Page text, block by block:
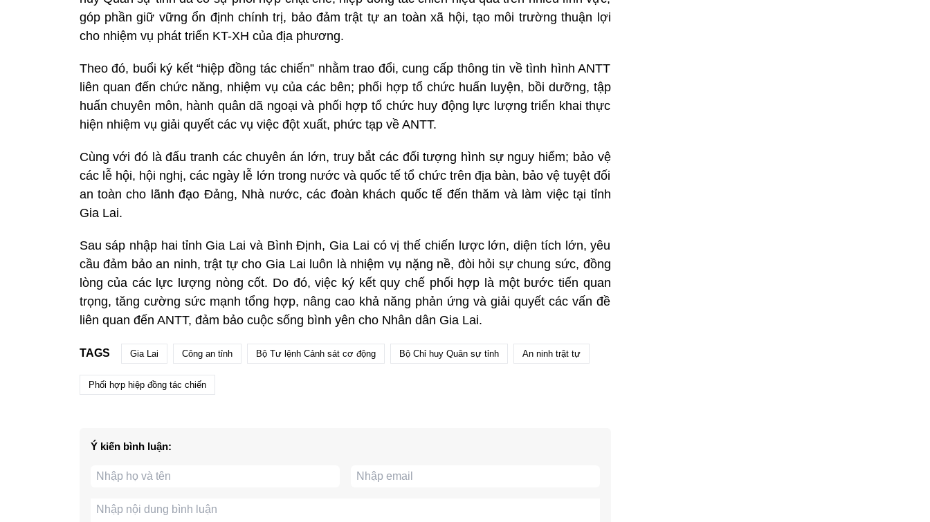
góp phần giữ vững ổn định chính trị, bảo đảm trật tự an toàn xã hội, tạo môi trường thuận lợi
cho nhiệm vụ phát triển KT-XH của địa phương.
Theo đó, buổi ký kết “hiệp đồng tác chiến” nhằm trao đổi, cung cấp thông tin về tình hình ANTT
liên quan đến chức năng, nhiệm vụ của các bên; phối hợp tổ chức huấn luyện, bồi dưỡng, tập
huấn chuyên môn, hành quân dã ngoại và phối hợp tổ chức huy động lực lượng triển khai thực
hiện nhiệm vụ giải quyết các vụ việc đột xuất, phức tạp về ANTT.
Cùng với đó là đấu tranh các chuyên án lớn, truy bắt các đối tượng hình sự nguy hiểm; bảo vệ
các lễ hội, hội nghị, các ngày lễ lớn trong nước và quốc tế tổ chức trên địa bàn, bảo vệ tuyệt đối
an toàn cho lãnh đạo Đảng, Nhà nước, các đoàn khách quốc tế đến thăm và làm việc tại tỉnh
Gia Lai.
Sau sáp nhập hai tỉnh Gia Lai và Bình Định, Gia Lai có vị thế chiến lược lớn, diện tích lớn, yêu
cầu đảm bảo an ninh, trật tự cho Gia Lai luôn là nhiệm vụ nặng nề, đòi hỏi sự chung sức, đồng
lòng của các lực lượng nòng cốt. Do đó, việc ký kết quy chế phối hợp là một bước tiến quan
trọng, tăng cường sức mạnh tổng hợp, nâng cao khả năng phản ứng và giải quyết các vấn đề
liên quan đến ANTT, đảm bảo cuộc sống bình yên cho Nhân dân Gia Lai.
TAGS Gia Lai Công an tỉnh Bộ Tư lệnh Cảnh sát cơ động Bộ Chỉ huy Quân sự tỉnh An ninh trật tự
Phối hợp hiệp đồng tác chiến
Ý kiến bình luận: